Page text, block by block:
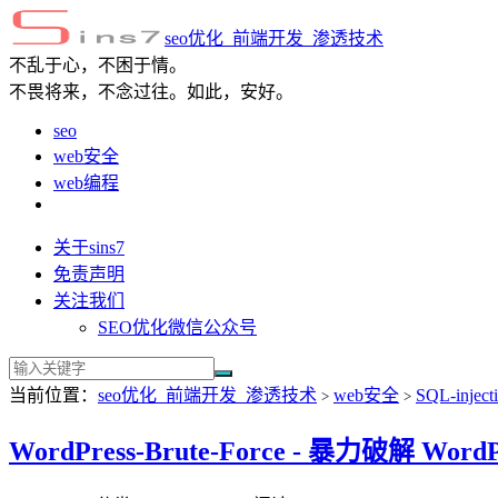
seo优化_前端开发_渗透技术
不乱于心，不困于情。
不畏将来，不念过往。如此，安好。
seo
web安全
web编程
关于sins7
免责声明
关注我们
SEO优化微信公众号
当前位置： seo优化_前端开发_渗透技术 > web安全 > SQL-
WordPress-Brute-Force - 暴力破解